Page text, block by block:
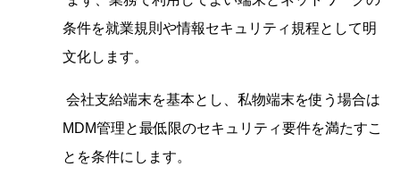
条件を就業規則や情報セキュリティ規程として明
文化します。
会社支給端末を基本とし、私物端末を使う場合は
MDM管理と最低限のセキュリティ要件を満たすこ
とを条件にします。